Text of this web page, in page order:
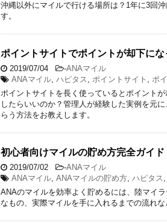
沖縄以外にマイルで行ける場所は？1年に3回
す。
ポイントサイトでポイントが却下に
2019/07/04 -ANAマイル
ANAマイル, ハピタス , ポイントサイト , ポ
ポイントサイトを長く使っているとポイント
したらいいのか？管理人が経験した実例を元
らう方法をお教えします。
初心者向けマイルの貯め方完全ガイド
2019/07/02 -ANAマイル
ANAマイル, ANAマイルの貯め方, ハピタス ,
ANAのマイルを効率よく貯めるには、陸マイ
なもの、実際マイルを手に入れるまでの流れな